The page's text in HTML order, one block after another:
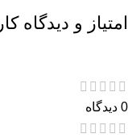
امتیاز و دیدگاه
0 دیدگاه